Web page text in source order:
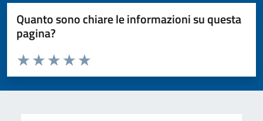
Quanto sono chiare le informazioni su questa
pagina?
Valuta da 1 a 5 stelle la pagina
Valuta 5 stelle su 5
Valuta 4 stelle su 5
Valuta 3 stelle su 5
Valuta 2 stelle su 5
Valuta 1 stelle su 5